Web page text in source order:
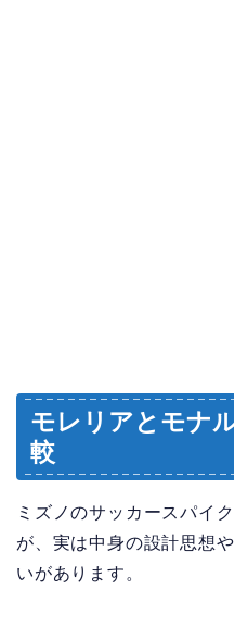
モレリアとモナ
較
ミズノのサッカースパイ
が、実は中身の設計思想
いがあります。